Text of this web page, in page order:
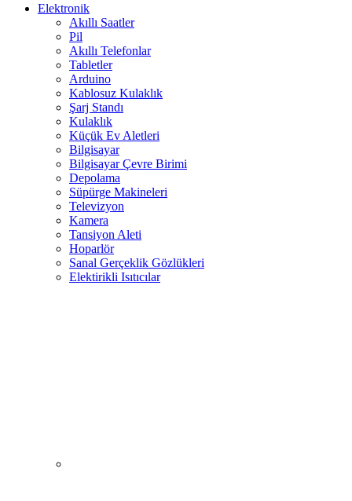
Elektronik
Akıllı Saatler
Pil
Akıllı Telefonlar
Tabletler
Arduino
Kablosuz Kulaklık
Şarj Standı
Kulaklık
Küçük Ev Aletleri
Bilgisayar
Bilgisayar Çevre Birimi
Depolama
Süpürge Makineleri
Televizyon
Kamera
Tansiyon Aleti
Hoparlör
Sanal Gerçeklik Gözlükleri
Elektirikli Isıtıcılar